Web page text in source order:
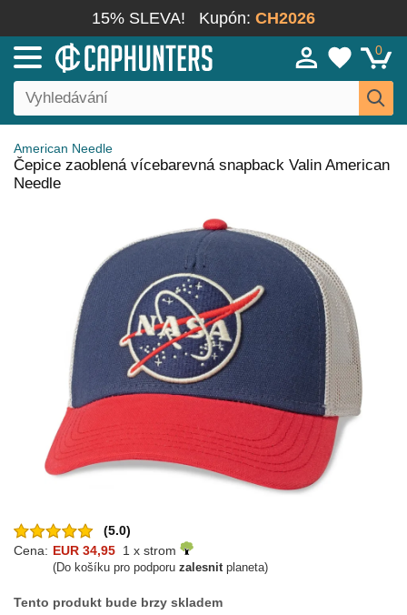
15% SLEVA! Kupón: CH2026
0
American Needle
Čepice zaoblená vícebarevná snapback Valin American
Needle
(5.0)
Cena: EUR 34,95 1 x strom
(Do košíku pro podporu zalesnitplaneta)
Tento produkt bude brzy skladem